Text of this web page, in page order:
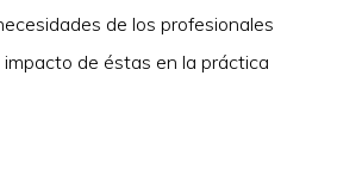
de los profesionales
impacto de éstas en la práctica